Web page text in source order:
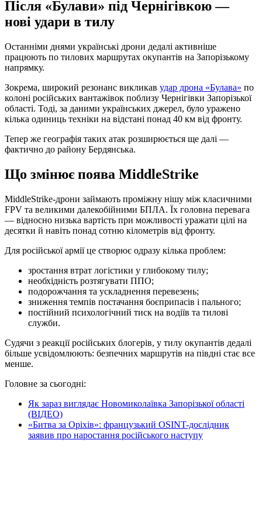
Після «Булави» під Чернігівкою —
нові удари в тилу
Останніми днями українські дрони дедалі активніше
працюють по тилових маршрутах окупантів на Запорізькому
напрямку.
Зокрема, широкий резонанс викликав удар дрона «Булава» по
колоні російських вантажівок поблизу Чернігівки Запорізької
області. Тоді, за даними українських джерел, було уражено
кілька одиниць техніки на відстані понад 40 км від фронту.
Тепер же географія таких атак розширюється ще далі —
фактично до району Бердянська.
Що змінює поява MiddleStrike
MiddleStrike-дрони займають проміжну нішу між класичними
FPV та великими далекобійними БПЛА. Їх головна перевага
— відносно низька вартість при можливості уражати цілі на
десятки й навіть понад сотню кілометрів від фронту.
Для російської армії це створює одразу кілька проблем:
зростання втрат логістики у глибокому тилу;
необхідність розтягувати ППО;
подорожчання та ускладнення перевезень;
зниження темпів постачання боєприпасів і пального;
постійний психологічний тиск на водіїв та тилові
служби.
Судячи з реакції російських блогерів, у тилу окупантів дедалі
більше усвідомлюють: безпечних маршрутів на півдні стає все
менше.
Головне за сьогодні:
Як зараз виглядає Новомиколаївка Запорізької області
(ВІДЕО)
«Битва за Оріхів»: французький OSINT-дослідник
заявив про наростання російського наступу